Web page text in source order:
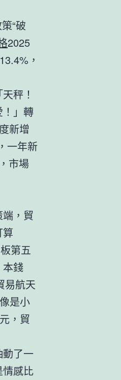
“破
2025
，
秤！
」轉
新增
一年新
市場
，貿
第五
本錢
易航天
是小
，貿
了一
情感比